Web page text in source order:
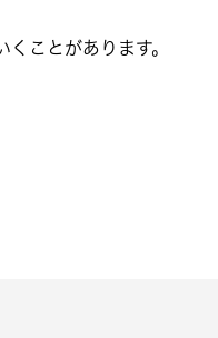
ことがあります。